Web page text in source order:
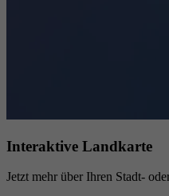
Interaktive Landkarte
Jetzt mehr über Ihren Stadt-